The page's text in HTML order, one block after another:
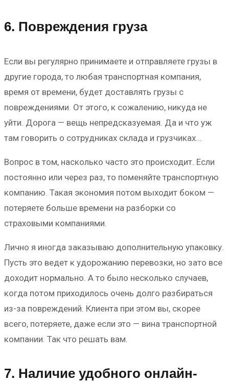
6. Повреждения груза
Если вы регулярно принимаете и отправляете грузы в
другие города, то любая транспортная компания,
время от времени, будет доставлять грузы с
повреждениями. От этого, к сожалению, никуда не
уйти. Дорога — вещь непредсказуемая. Да и что уж
там говорить о сотрудниках склада и грузчиках…
Вопрос в том, насколько часто это происходит. Если
постоянно или через раз, то поменяйте транспортную
компанию. Такая экономия потом выходит боком —
потеряете больше времени на разборки со
страховыми компаниями.
Лично я иногда заказываю дополнительную упаковку.
Пусть это ведет к удорожанию перевозки, но зато все
доходит нормально. А то было несколько случаев,
когда потом приходилось очень долго разбираться
из-за повреждений. Клиента при этом вы, скорее
всего, потеряете, даже если это — вина транспортной
компании. Так что решать вам.
7. Наличие удобного онлайн-